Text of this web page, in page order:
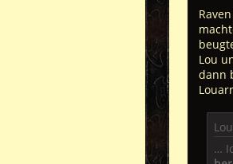
Lou
dann
…